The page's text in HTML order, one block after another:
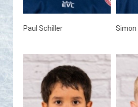
Paul Schiller